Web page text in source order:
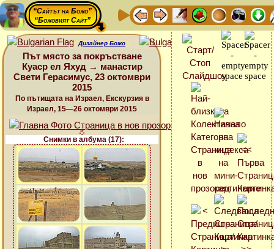
“Сайтът на Божо”
“Божовият Сайт”
Дизайнер Божо
Път място за покръстване
Куаср ел Яхуд → манастир
Свети Герасимус, 23 октомври
2015
По пътищата на Израел, Екскурзия в
Израел, 15—26 октомври 2015
Снимки в албума (17):